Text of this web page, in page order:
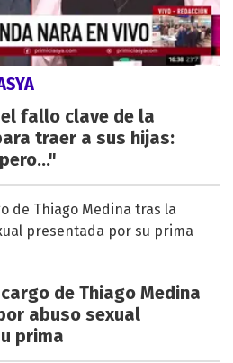
fallo clave de la
traer a sus hijas:
de Thiago Medina
abuso sexual
prima